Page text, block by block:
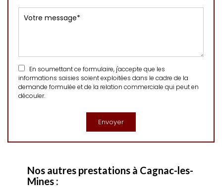
En soumettant ce formulaire, j'accepte que les
informations saisies soient exploitées dans le cadre de la
demande formulée et de la relation commerciale qui peut en
découler.
Nos autres prestations à Cagnac-les-
Mines :